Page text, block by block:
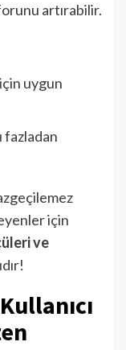
artırabilir.
uygun
fazladan
için
ve